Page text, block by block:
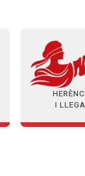
I